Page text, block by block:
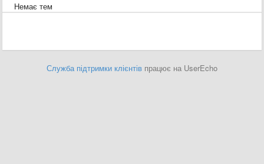
Немає тем
Служба підтримки клієнтів працює на UserEcho